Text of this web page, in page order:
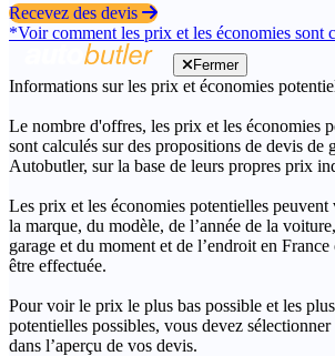
Recevez des devis
*Voir comment les prix et les économies sont
Fermer
Informations sur les prix et économies
Le nombre d'offres, les prix et les économies
sont calculés sur des propositions de devis de
Autobutler, sur la base de leurs propres prix
Les prix et les économies potentielles
la marque, du modèle, de l’année de la
garage et du moment et de l’endroit en
être effectuée.
Pour voir le prix le plus bas possible et les
potentielles possibles, vous devez
dans l’aperçu de vos devis.